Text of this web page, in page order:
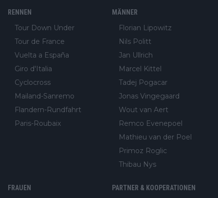
RENNEN
Tour Down Under
Tour de France
Vuelta a España
Giro d'Italia
Cyclocross
Mailand-Sanremo
Flandern-Rundfahrt
Paris-Roubaix
MÄNNER
Florian Lipowitz
Nils Politt
Jan Ullrich
Marcel Kittel
Tadej Pogacar
Jonas Vingegaard
Wout van Aert
Remco Evenepoel
Mathieu van der Poel
Primoz Roglic
Thibau Nys
FRAUEN PARTNER & KOOPERATIONEN